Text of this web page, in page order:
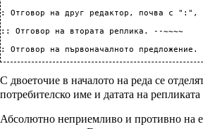
: Отговор на друг редактор, почва с ":",
:: Отговор на втората реплика. --~~~~
С двоеточие в началото на реда се
потребителско име и датата на
Абсолютно неприемливо и противно на